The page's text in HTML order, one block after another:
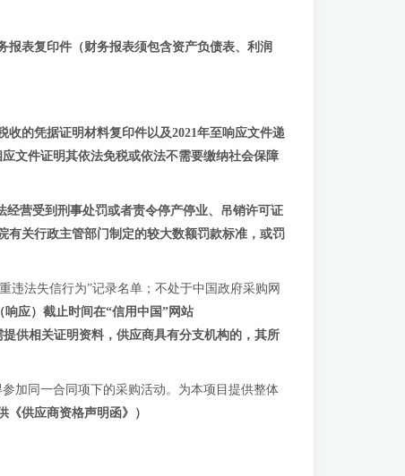
报表复印件（财务报表须包含资产负债表、利润
收的凭据证明材料复印件以及2021年至响应文件递
文件证明其依法免税或依法不需要缴纳社会保障
经营受到刑事处罚或者责令停产停业、吊销许可证
有关行政主管部门制定的较大数额罚款标准，或罚
违法失信行为”记录名单；不处于中国政府采购网
响应）截止时间在“信用中国”网站
供相关证明资料，供应商具有分支机构的，其所
加同一合同项下的采购活动。为本项目提供整体
《供应商资格声明函》）